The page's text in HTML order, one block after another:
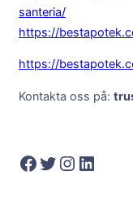
santeria/
https://
https://
Kontakta oss på:
Facebook Twitter Instagram LinkedIn